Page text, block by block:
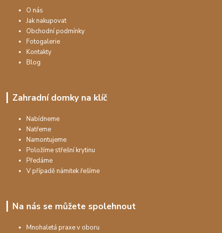
O nás
Jak nakupovat
Obchodní podmínky
Fotogalerie
Kontakty
Blog
Zahradní domky na klíč
Nabídneme
Natřeme
Namontujeme
Položíme střešní krytinu
Předáme
V případě námitek řešíme
Na nás se můžete spolehnout
Mnohaletá praxe v oboru